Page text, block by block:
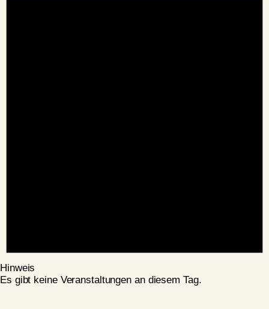
Hinweis
Es gibt keine Veranstaltungen an diesem Tag.